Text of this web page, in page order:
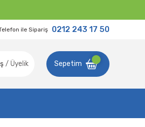
ile Sipariş 0212 243 17 50
/ Üyelik Sepetim